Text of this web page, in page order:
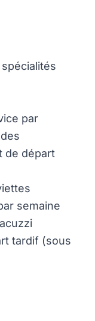
par
de départ
semaine
tardif (sous